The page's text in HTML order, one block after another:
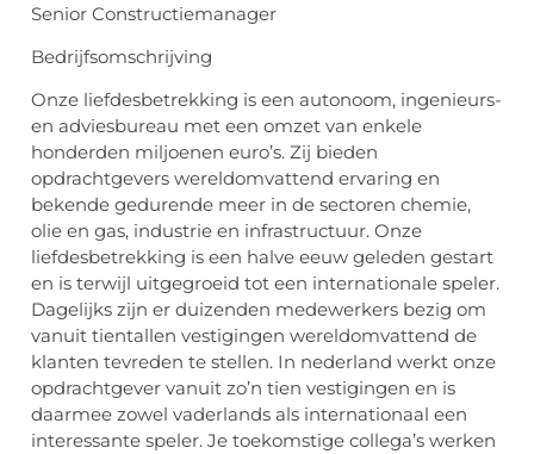
Senior Constructiemanager
Bedrijfsomschrijving
Onze liefdesbetrekking is een autonoom, ingenieurs-
en adviesbureau met een omzet van enkele
honderden miljoenen euro’s. Zij bieden
opdrachtgevers wereldomvattend ervaring en
bekende gedurende meer in de sectoren chemie,
olie en gas, industrie en infrastructuur. Onze
liefdesbetrekking is een halve eeuw geleden gestart
en is terwijl uitgegroeid tot een internationale speler.
Dagelijks zijn er duizenden medewerkers bezig om
vanuit tientallen vestigingen wereldomvattend de
klanten tevreden te stellen. In nederland werkt onze
opdrachtgever vanuit zo’n tien vestigingen en is
daarmee zowel vaderlands als internationaal een
interessante speler. Je toekomstige collega’s werken